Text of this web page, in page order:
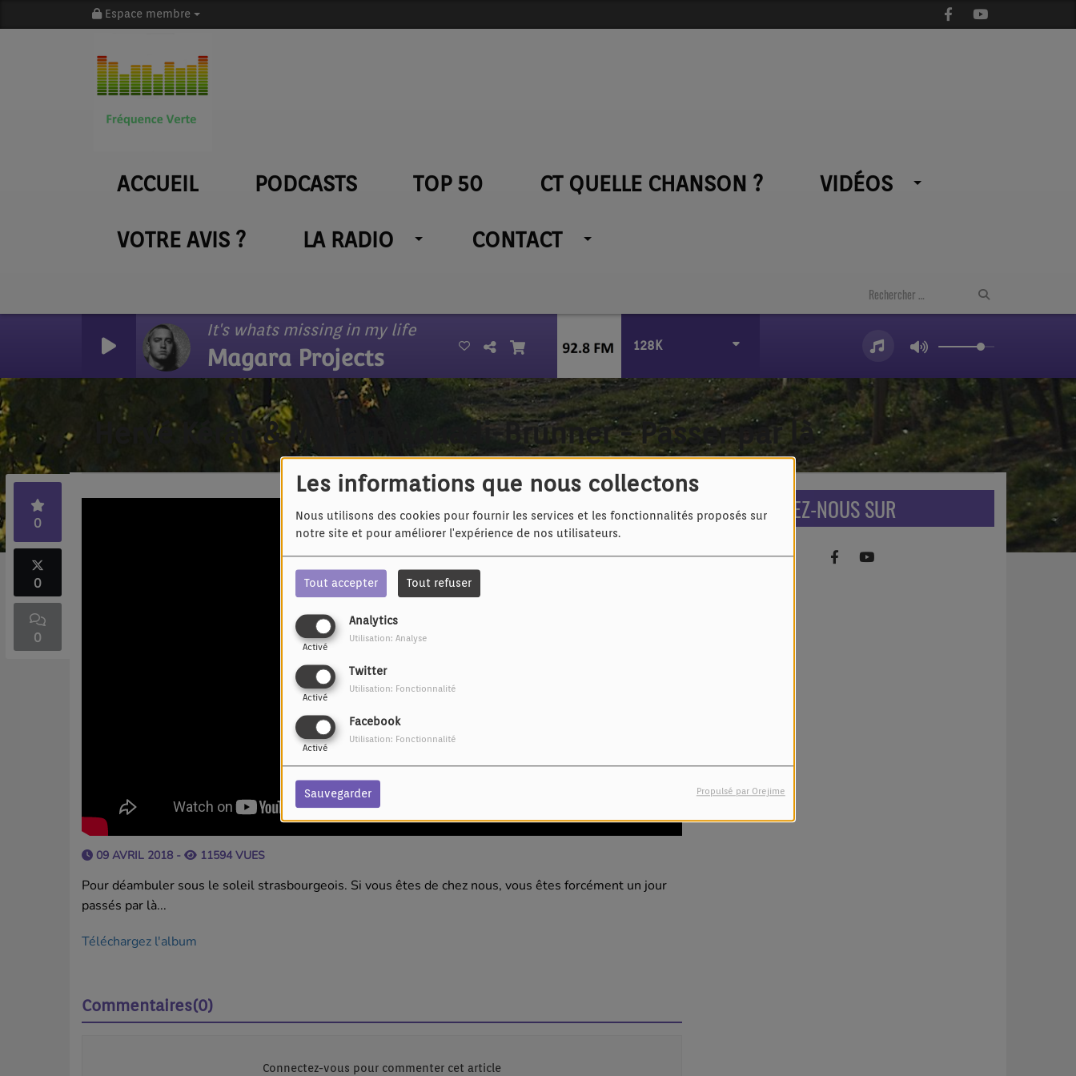
Les informations que nous collectons
Nous utilisons des cookies pour fournir les services et les fonctionnalités proposés sur
notre site et pour améliorer l'expérience de nos utilisateurs.
Tout accepter Tout refuser
Analytics
Activé
Utilisation: Analyse
Twitter
Activé
Utilisation: Fonctionnalité
Facebook
Activé
Utilisation: Fonctionnalité
Sauvegarder Propulsé par Orejime
Espace membre
ACCUEIL PODCASTS TOP 50 CT QUELLE CHANSON ? VIDÉOS
VOTRE AVIS ? LA RADIO CONTACT
It's whats missing in my life
Magara Projects 128K
Hervé Kérac & Myriam Aouadi-Brunner - Passer par là
0
0
0
09 AVRIL 2018 - 11594 VUES
Pour déambuler sous le soleil strasbourgeois. Si vous êtes de chez nous, vous êtes forcément un jour
passés par là...
Téléchargez l'album
Commentaires(0)
Connectez-vous pour commenter cet article
RETROUVEZ-NOUS SUR